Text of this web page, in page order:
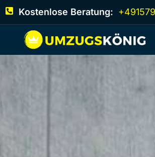
Kostenlose Beratung: